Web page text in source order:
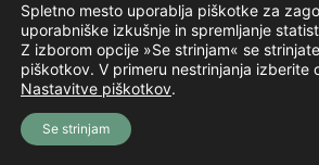
01 5491400
STIK@SVET-EL.SI
Spletno mesto uporablja piškotke za
uporabniške izkušnje in spremljanje
Z izborom opcije »Se strinjam« se
piškotkov. V primeru nestrinjanja izberite
Nastavitve piškotkov.
Se strinjam